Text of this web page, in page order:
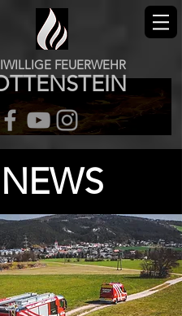
FEUERWEHR
NEWS